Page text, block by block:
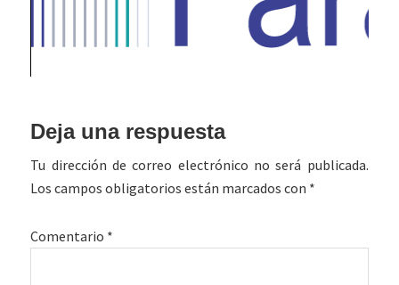
Interacciones
con
los
Deja una respuesta
Tu dirección de correo electrónico no será publicada.
Los campos obligatorios están marcados con *
Comentario *